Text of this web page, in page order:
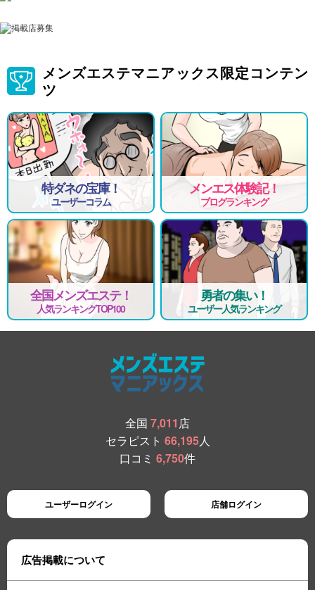
メンズエステマニアックス限定コンテン
ツ
特ダネの宝庫！
ユーザーコラム
メンエス体験記！
ブログランキング
全国メンズエステ！
人気ランキングTOP100
勇者の集い！
ユーザー人気ランキング
全国 7,011 店
セラピスト 66,195人
口コミ 6,750件
ユーザーログイン 店舗ログイン
広告掲載について